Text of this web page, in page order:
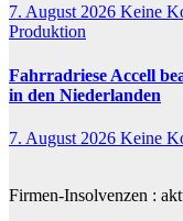
7. August 2026 Keine
Produktion
Fahrradriese Accell
in den Niederlanden
7. August 2026 Keine
Firmen-Insolvenzen :